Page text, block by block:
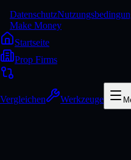
Datenschutz
Make Money
Startseite
Prop Firms
Vergleichen Werkzeuge